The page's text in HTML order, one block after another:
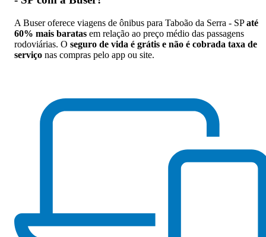
A Buser oferece viagens de ônibus para Taboão da Serra - SPaté
60% mais baratas em relação ao preço médio das passagens
rodoviárias. O seguro de vida é grátis e não é cobrada taxa de
serviço nas compras pelo app ou site.